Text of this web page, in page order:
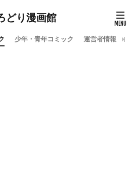
どり漫画館
少年・青年コミック 運営者情報